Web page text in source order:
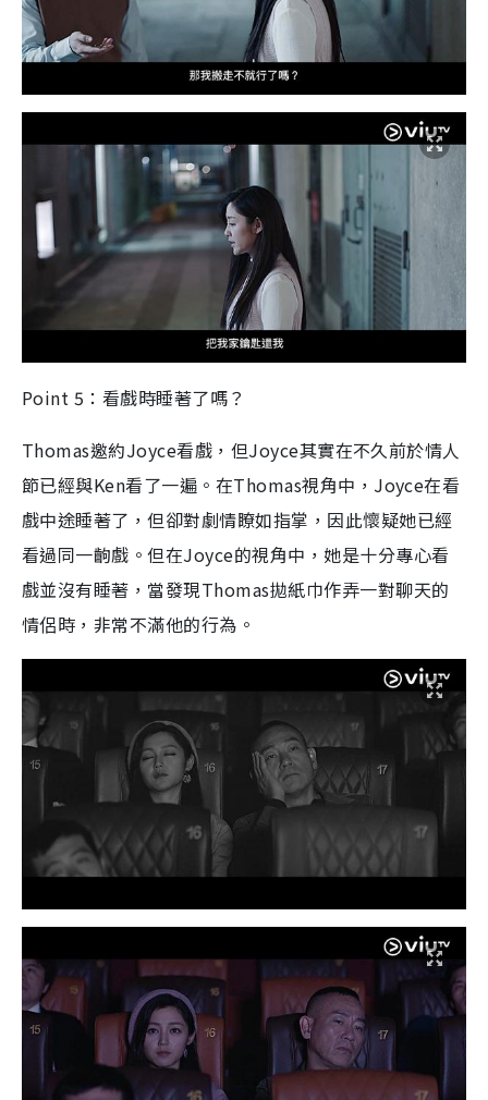
Point 5：看戲時睡著了嗎？
Thomas邀約Joyce看戲，但Joyce其實在不久前於情人
節已經與Ken看了一遍。在Thomas視角中，Joyce在看
戲中途睡著了，但卻對劇情瞭如指掌，因此懷疑她已經
看過同一齣戲。但在Joyce的視角中，她是十分專心看
戲並沒有睡著，當發現Thomas拋紙巾作弄一對聊天的
情侶時，非常不滿他的行為。